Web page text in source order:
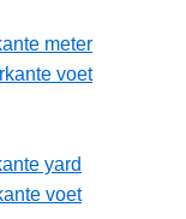
meter
voet
yard
voet